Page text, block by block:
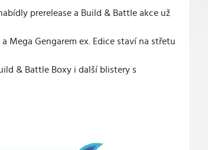
prerelease a Build & Battle akce už
Mega Gengarem ex. Edice staví na střetu
& Battle Boxy i další blistery s